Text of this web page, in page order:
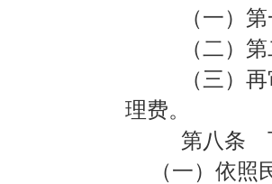
（一）第一
（二）第二
（三）再审
理费。
第八条 下
（一）依照